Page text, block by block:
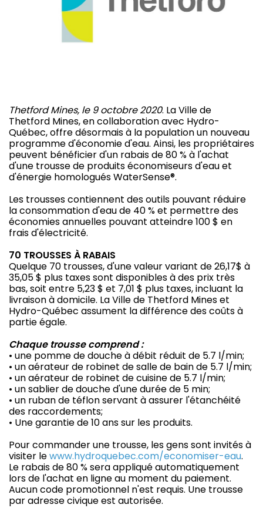
Thetford Mines, le 9 octobre 2020. La Ville de
Thetford Mines, en collaboration avec Hydro-
Québec, offre désormais à la population un nouveau
programme d'économie d'eau. Ainsi, les propriétaires
peuvent bénéficier d'un rabais de 80 % à l'achat
d'une trousse de produits économiseurs d'eau et
d'énergie homologués WaterSense®.
Les trousses contiennent des outils pouvant réduire
la consommation d'eau de 40 % et permettre des
économies annuelles pouvant atteindre 100 $ en
frais d'électricité.
70 TROUSSES À RABAIS
Quelque 70 trousses, d'une valeur variant de 26,17$ à
35,05 $ plus taxes sont disponibles à des prix très
bas, soit entre 5,23 $ et 7,01 $ plus taxes, incluant la
livraison à domicile. La Ville de Thetford Mines et
Hydro-Québec assument la différence des coûts à
partie égale.
Chaque trousse comprend :
• une pomme de douche à débit réduit de 5.7 l/min;
• un aérateur de robinet de salle de bain de 5.7 l/min;
• un aérateur de robinet de cuisine de 5.7 l/min;
• un sablier de douche d'une durée de 5 min;
• un ruban de téflon servant à assurer l'étanchéité
des raccordements;
• Une garantie de 10 ans sur les produits.
Pour commander une trousse, les gens sont invités à
visiter lewww.hydroquebec.com/economiser-eau.
Le rabais de 80 % sera appliqué automatiquement
lors de l'achat en ligne au moment du paiement.
Aucun code promotionnel n'est requis. Une trousse
par adresse civique est autorisée.